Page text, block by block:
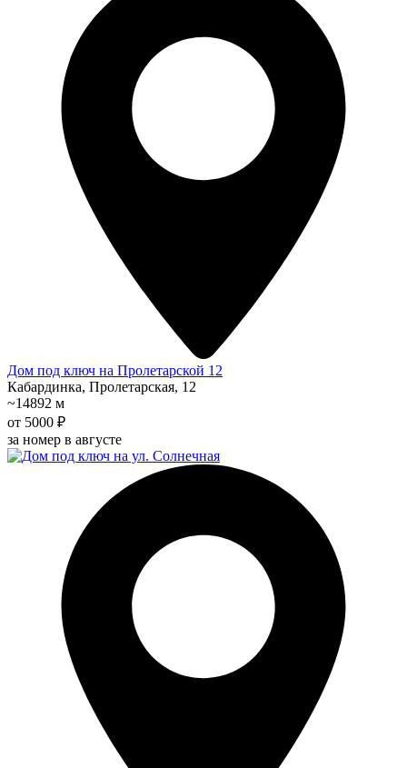
Дом под ключ на Пролетарской 12
Кабардинка, Пролетарская, 12
~14892 м
от 5000 ₽
за номер в августе